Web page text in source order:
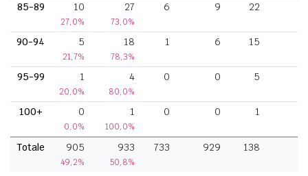
85-89 10
27,0%
27
73,0%
6 9 22
90-94 5
21,7%
18
78,3%
1 6 15
95-99 1
20,0%
4
80,0%
0 0 5
100+ 0
0,0%
1
100,0%
0 0 1
Totale 905
49,2%
933
50,8%
733 929 138